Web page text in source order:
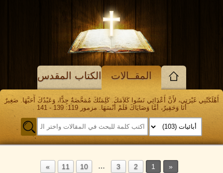
المقــالات الكتاب المقدس
أَهْلَكَتْنِي غَيْرَتِي، لأَنَّ أَعْدَائِي نَسُوا كَلاَمَكَ. كَلِمَتُكَ مُمَحَّصَةٌ جِدًّا، وَعَبْدُكَ أَحَبَّهَا. صَغِيرٌ
أَنَا وَحَقِيرٌ، أَمَّا وَصَايَاكَ فَلَمْ أَنْسَهَا. مزمور 119: 139 - 141
1
2
3
…
10
11